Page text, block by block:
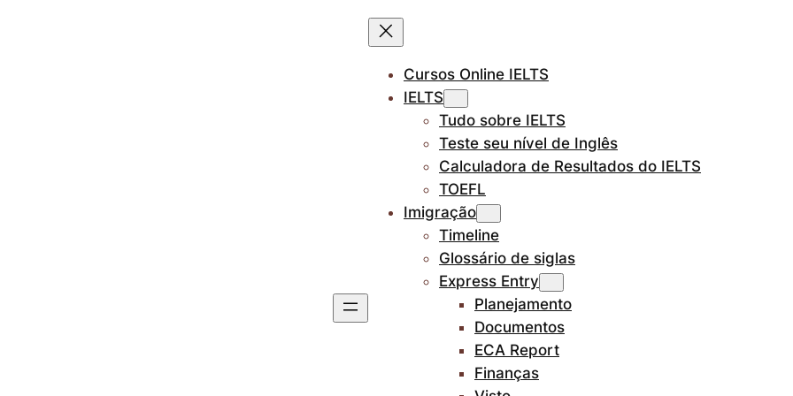
Cursos Online IELTS
IELTS
Tudo sobre IELTS
Teste seu nível de Inglês
Calculadora de Resultados do IELTS
TOEFL
Imigração
Timeline
Glossário de siglas
Express Entry
Planejamento
Documentos
ECA Report
Finanças